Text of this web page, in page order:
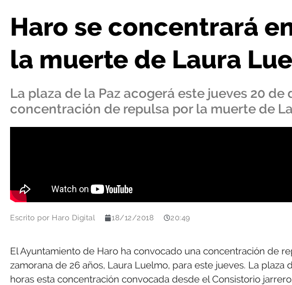
Haro se concentrará
la muerte de Laura
La plaza de la Paz acogerá este jueves 20 de
concentración de repulsa por la muerte de
Escrito por Haro Digital 18/12/2018 20:49
El Ayuntamiento de Haro ha convocado una concentración de
zamorana de 26 años, Laura Luelmo, para este jueves. La plaza
horas esta concentración convocada desde el Consistorio